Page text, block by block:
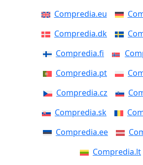
Compredia.eu
Compredia.dk
Compredia.fi
Compredia.pt
Compredia.cz
Compredia.sk
Compredia.ee
Compredia.lt